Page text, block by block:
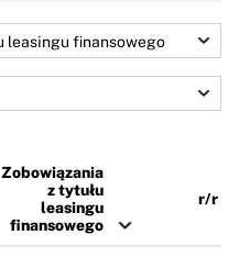
Zobowiązania
z tytułu
leasingu
finansowego
r/r